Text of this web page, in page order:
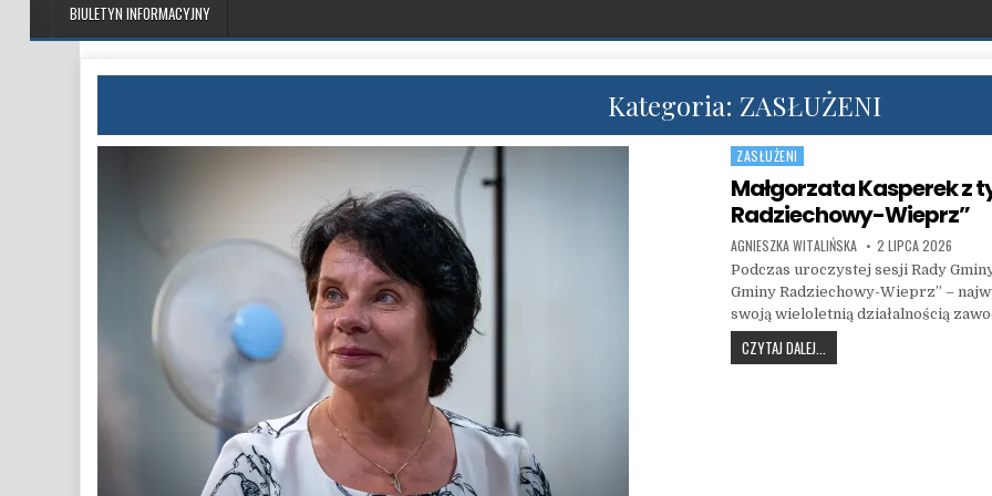
BIULETYN INFORMACYJNY
Kategoria: ZASŁUŻENI
Posted in
ZASŁUŻENI
Małgorzata Kasperek z
Radziechowy-Wieprz”
AUTHOR:
AGNIESZKA WITALIŃSKA PUBLISHED DATE:
2 LIPCA 2026
Podczas uroczystej sesji Rady
Gminy Radziechowy-Wieprz” –
swoją wieloletnią działalnością
CZYTAJ DALEJ...